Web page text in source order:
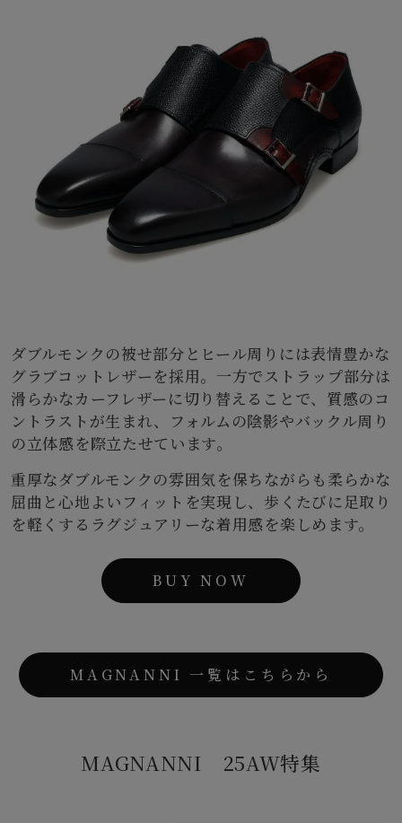
ダブルモンクの被せ部分とヒール周りには表情豊かな
グラブコットレザーを採用。一方でストラップ部分は
滑らかなカーフレザーに切り替えることで、質感のコ
ントラストが生まれ、フォルムの陰影やバックル周り
の立体感を際立たせています。
重厚なダブルモンクの雰囲気を保ちながらも柔らかな
屈曲と心地よいフィットを実現し、歩くたびに足取り
を軽くするラグジュアリーな着用感を楽しめます。
BUY NOW
MAGNANNI 一覧はこちらから
MAGNANNI 25AW特集